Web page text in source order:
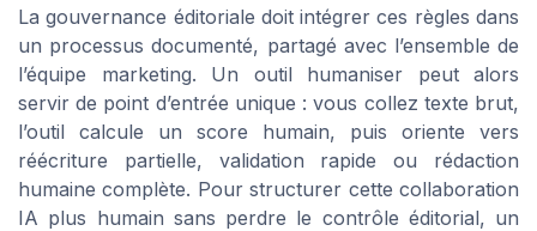
La gouvernance éditoriale doit intégrer ces règles dans
un processus documenté, partagé avec l’ensemble de
l’équipe marketing. Un outil humaniser peut alors
servir de point d’entrée unique : vous collez texte brut,
l’outil calcule un score humain, puis oriente vers
réécriture partielle, validation rapide ou rédaction
humaine complète. Pour structurer cette collaboration
IA plus humain sans perdre le contrôle éditorial, un